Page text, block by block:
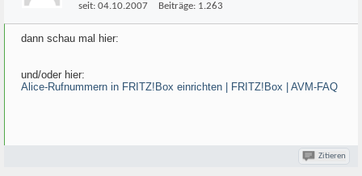
seit: 04.10.2007 Beiträge: 1.263
dann schau mal hier:
und/oder hier:
Alice-Rufnummern in FRITZ!Box einrichten | FRITZ!Box | AVM-FAQ
Zitieren